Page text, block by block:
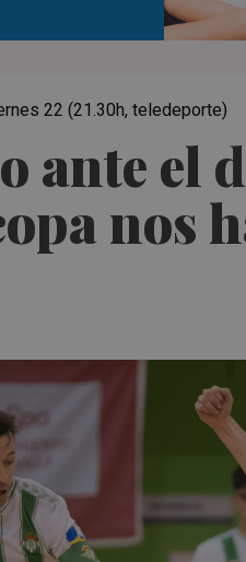
ante el
nos
22 (21.30h, teledeporte)